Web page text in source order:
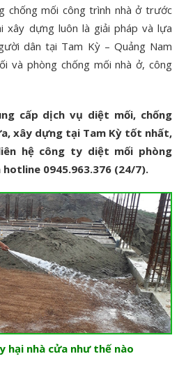
chống mối công trình nhà ở trước
xây dựng luôn là giải pháp và lựa
dân tại Tam Kỳ – Quảng Nam
và phòng chống mối nhà ở, công
cấp dịch vụ diệt mối, chống
xây dựng tại Tam Kỳ tốt nhất,
hệ công ty diệt mối phòng
0945.963.376 (24/7).
hại nhà cửa như thế nào